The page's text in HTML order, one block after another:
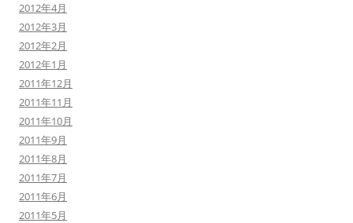
2012年4月
2012年3月
2012年2月
2012年1月
2011年12月
2011年11月
2011年10月
2011年9月
2011年8月
2011年7月
2011年6月
2011年5月